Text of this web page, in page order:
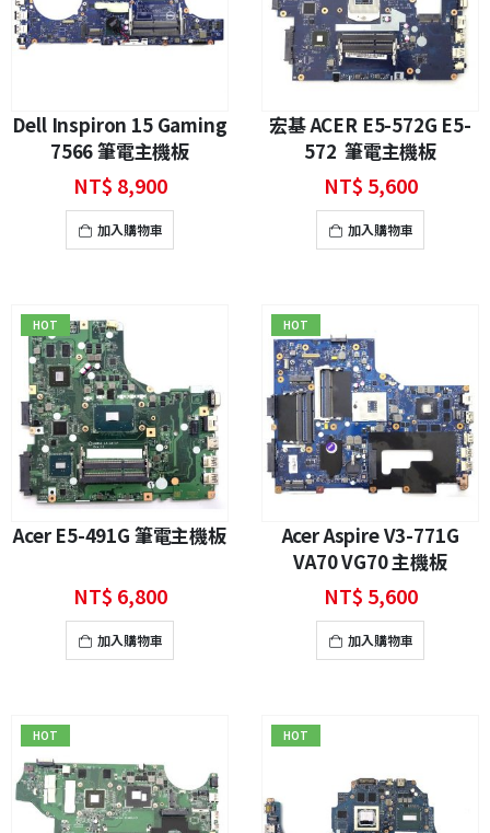
Dell Inspiron 15 Gaming
7566 筆電主機板
NT$ 8,900
加入購物車
宏基 ACER E5-572G E5-
572 筆電主機板
NT$ 5,600
加入購物車
HOT
Acer E5-491G 筆電主機板
NT$ 6,800
加入購物車
HOT
Acer Aspire V3-771G
VA70 VG70 主機板
NT$ 5,600
加入購物車
HOT HOT